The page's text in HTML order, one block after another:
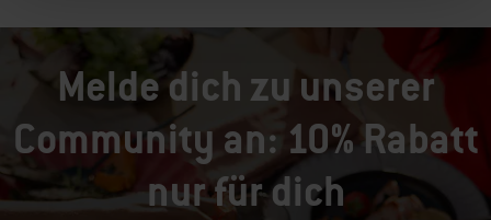
Melde dich zu unserer
Community an: 10% Rabatt
nur für dich